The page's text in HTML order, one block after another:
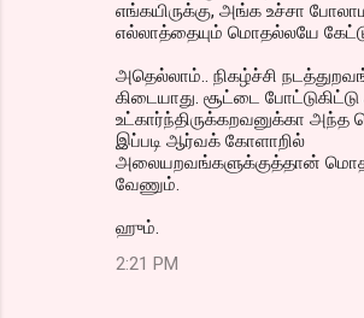
எங்கயிருக்கு, அங்க உச்சா
எல்லாத்தையும் மொதல்லயே
அதெல்லாம்.. நிகழ்ச்சி
கிடையாது. சூட்டை
உட்கார்ந்திருக்கறவனுக்கா அந்த
இப்படி ஆர்வக் கோளாறில்
அலையறவங்களுக்குத்தான்
வேணும்.
ஹும்.
2:21 PM